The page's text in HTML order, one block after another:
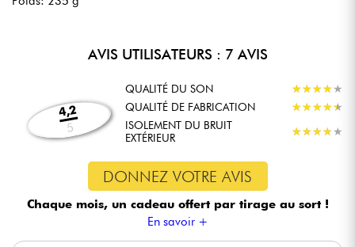
AVIS UTILISATEURS : 7 AVIS
4,2
5
QUALITÉ DU SON ★★★★★
★★★★★
QUALITÉ DE FABRICATION
★★★★★
★★★★★
ISOLEMENT DU BRUIT
EXTÉRIEUR
★★★★ ★
★★★★ ★
DONNEZ VOTRE AVIS
Chaque mois, un cadeau offert par tirage au sort !
En savoir +